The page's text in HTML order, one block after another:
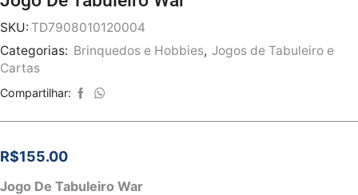
SKU: TD7908010120004
Categorias: Brinquedos e Hobbies, Jogos de Tabuleiro e
Cartas
Compartilhar:
R$155.00
Jogo De Tabuleiro War